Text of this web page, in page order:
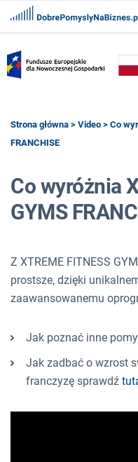
FRANCZYZY
Strona główna > Video > Co
FRANCHISE
Co wyróżnia
GYMS
Z XTREME FITNESS
prostsze, dzięki
zaawansowanemu
Jak poznać inne
Jak zadbać o wzrost
franczyzę sprawdź